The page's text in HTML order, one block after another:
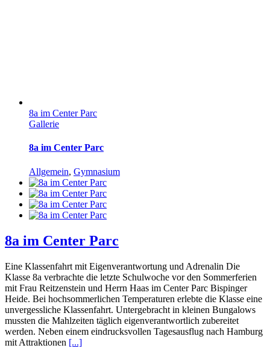
8a im Center Parc
Gallerie
8a im Center Parc
Allgemein, Gymnasium
8a im Center Parc
Eine Klassenfahrt mit Eigenverantwortung und Adrenalin Die
Klasse 8a verbrachte die letzte Schulwoche vor den Sommerferien
mit Frau Reitzenstein und Herrn Haas im Center Parc Bispinger
Heide. Bei hochsommerlichen Temperaturen erlebte die Klasse eine
unvergessliche Klassenfahrt. Untergebracht in kleinen Bungalows
mussten die Mahlzeiten täglich eigenverantwortlich zubereitet
werden. Neben einem eindrucksvollen Tagesausflug nach Hamburg
mit Attraktionen [...]